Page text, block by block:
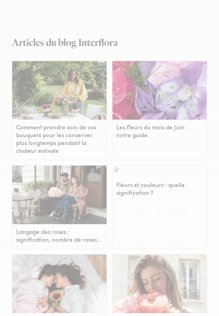
Articles du blog Interflora
Comment prendre soin de vos
bouquets pour les conserver
plus longtemps pendant la
chaleur estivale
Les fleurs du mois de Juin :
notre guide
Langage des roses :
signification, nombre de roses…
Fleurs et couleurs : quelle
signification ?